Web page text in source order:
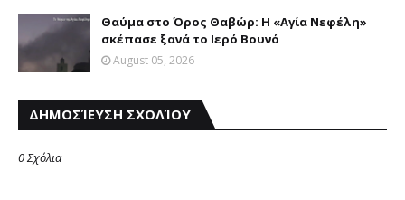
Θαύμα στο Όρος Θαβώρ: H «Aγία Nεφέλη»
σκέπασε ξανά το Iερό Bουνό
August 05, 2026
ΔΗΜΟΣΊΕΥΣΗ ΣΧΟΛΊΟΥ
0 Σχόλια